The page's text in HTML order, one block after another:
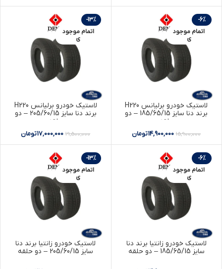
-6%
اتمام موجود
ی
لاستیک خودرو برلیانس H220
برند دنا سایز 185/65/15 – دو
حلقه
15,900,000
14,900,000تومان
-13%
اتمام موجود
ی
لاستیک خودرو برلیانس H220
برند دنا سایز 205/60/15 – دو
حلقه
19,500,000
17,000,000تومان
-6%
اتمام موجود
ی
لاستیک خودرو زانتیا برند دنا
سایز 185/65/15 – دو حلقه
-13%
اتمام موجود
ی
لاستیک خودرو زانتیا برند دنا
سایز 205/60/15 – دو حلقه